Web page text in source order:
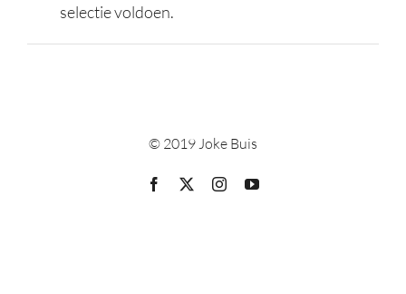
selectie voldoen.
© 2019 Joke Buis
Facebook InstagramYouTube